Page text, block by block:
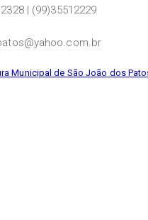
| (99)35512229
Municipal de São João dos